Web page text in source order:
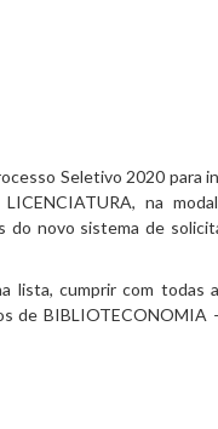
Seletivo 2020 para
na
novo sistema de
lista, cumprir com todas
de BIBLIOTECONOMIA